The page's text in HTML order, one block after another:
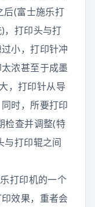
后(富士施乐打
，打印头与打
小，打印针冲
浓甚至于成墨
，打印针从导
时，所要打印
检查并调整(特
与打印辊之间
打印机的一个
效果，重者会